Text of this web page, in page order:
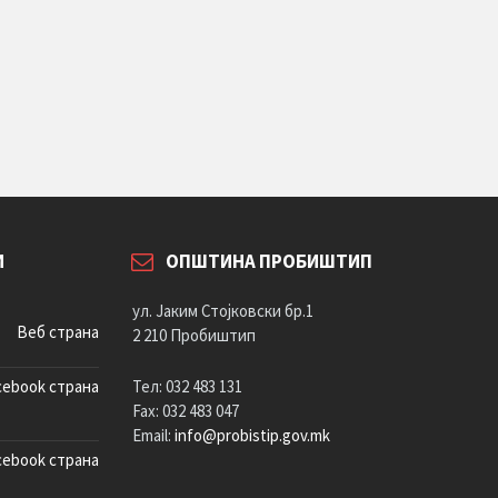
Веб страна
страна
страна
ОПШТИНА ПРОБИШТИП
ул. Јаким Стојковски бр.1
2 210 Пробиштип
Тел: 032 483 131
Fax: 032 483 047
Email:info@probistip.gov.mk